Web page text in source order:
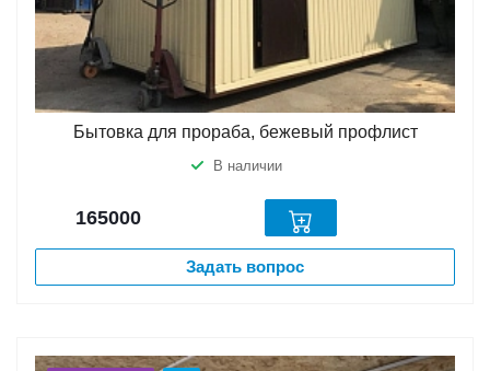
Бытовка для прораба, бежевый профлист
В наличии
165000
Задать вопрос